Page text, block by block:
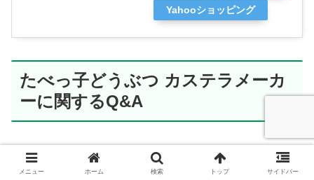
Yahooショッピング
たべっ子どうぶつ カステラメーカ
ーに関するQ&A
Q：ホットケーキミックス以外の生地でも作れま
メニュー ホーム 検索 トップ サイドバー